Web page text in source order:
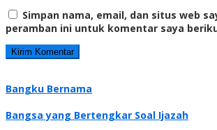
Simpan nama, email, dan situs web
peramban ini untuk komentar saya
Bangku Bernama
Bangsa yang Bertengkar Soal Ijazah